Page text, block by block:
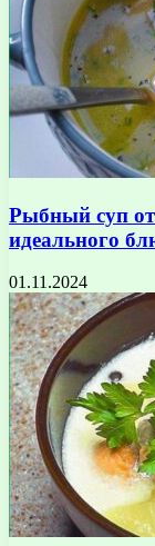
Рыбный суп
идеального
01.11.2024